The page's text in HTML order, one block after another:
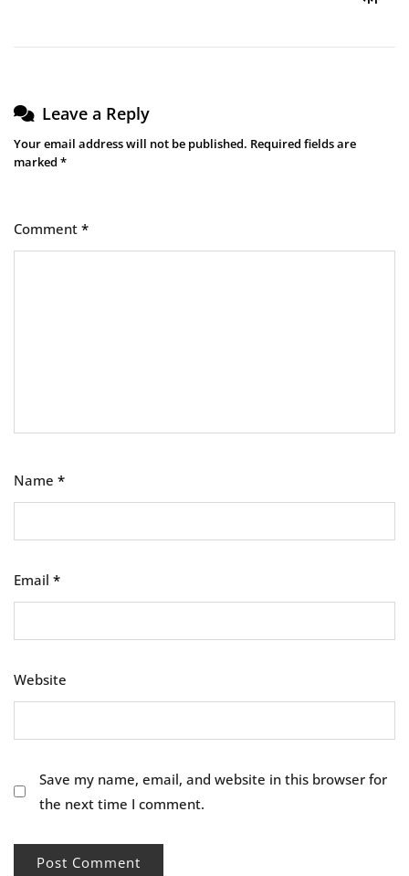
Leave a Reply
Your email address will not be published. Required fields are
marked *
Comment *
Name *
Email *
Website
Save my name, email, and website in this browser for
the next time I comment.